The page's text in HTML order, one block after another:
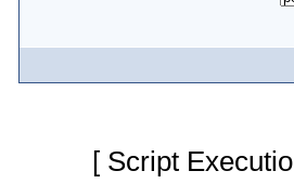
[ Script